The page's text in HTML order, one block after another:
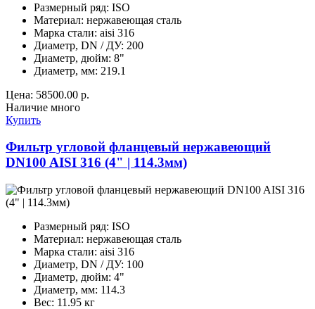
Размерный ряд: ISO
Материал: нержавеющая сталь
Марка стали: aisi 316
Диаметр, DN / ДУ: 200
Диаметр, дюйм: 8"
Диаметр, мм: 219.1
Цена: 58500.00 р.
Наличие много
Купить
Фильтр угловой фланцевый нержавеющий
DN100 AISI 316 (4" | 114.3мм)
Размерный ряд: ISO
Материал: нержавеющая сталь
Марка стали: aisi 316
Диаметр, DN / ДУ: 100
Диаметр, дюйм: 4"
Диаметр, мм: 114.3
Вес: 11.95 кг